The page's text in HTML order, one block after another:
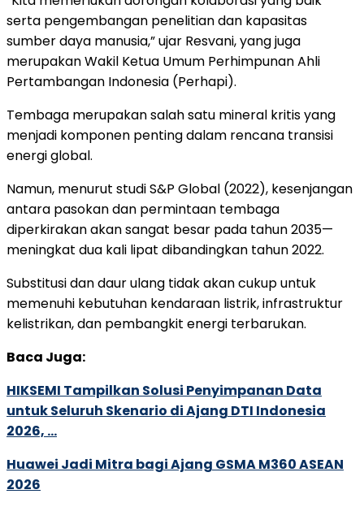
serta pengembangan penelitian dan kapasitas
sumber daya manusia,” ujar Resvani, yang juga
merupakan Wakil Ketua Umum Perhimpunan Ahli
Pertambangan Indonesia (Perhapi).
Tembaga merupakan salah satu mineral kritis yang
menjadi komponen penting dalam rencana transisi
energi global.
Namun, menurut studi S&P Global (2022), kesenjangan
antara pasokan dan permintaan tembaga
diperkirakan akan sangat besar pada tahun 2035—
meningkat dua kali lipat dibandingkan tahun 2022.
Substitusi dan daur ulang tidak akan cukup untuk
memenuhi kebutuhan kendaraan listrik, infrastruktur
kelistrikan, dan pembangkit energi terbarukan.
Baca Juga:
HIKSEMI Tampilkan Solusi Penyimpanan Data
untuk Seluruh Skenario di Ajang DTI Indonesia
2026, …
Huawei Jadi Mitra bagi Ajang GSMA M360 ASEAN
2026